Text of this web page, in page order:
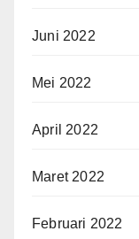
Juni 2022
Mei 2022
April 2022
Maret 2022
Februari 2022